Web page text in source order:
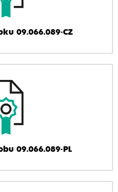
09.066.089-CZ
09.066.089-PL